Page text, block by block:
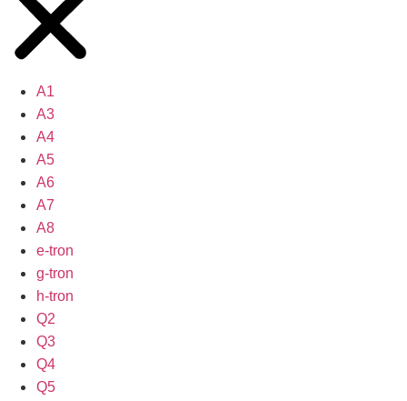
A1
A3
A4
A5
A6
A7
A8
e-tron
g-tron
h-tron
Q2
Q3
Q4
Q5